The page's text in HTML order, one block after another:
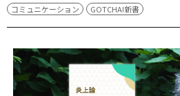
コミュニケーション
GOTCHA!新書